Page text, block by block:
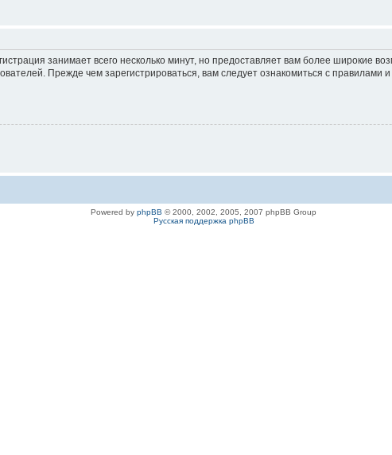
занимает всего несколько минут, но предоставляет вам более широкие
Прежде чем зарегистрироваться, вам следует ознакомиться с
Powered by phpBB © 2000, 2002, 2005, 2007 phpBB Group
Русская поддержка phpBB